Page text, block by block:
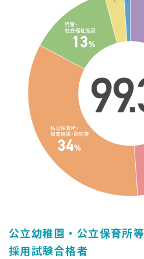
公立幼稚園・公立保育所等
採用試験合格者